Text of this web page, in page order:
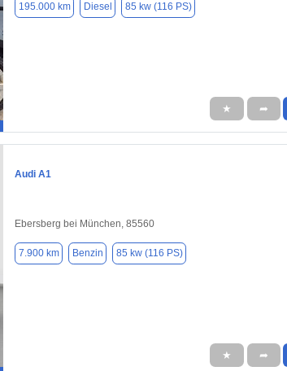
195.000 km Diesel 85 kw (116 PS)
★ ➦
Audi A1
Ebersberg bei München, 85560
7.900 km Benzin 85 kw (116 PS)
★ ➦